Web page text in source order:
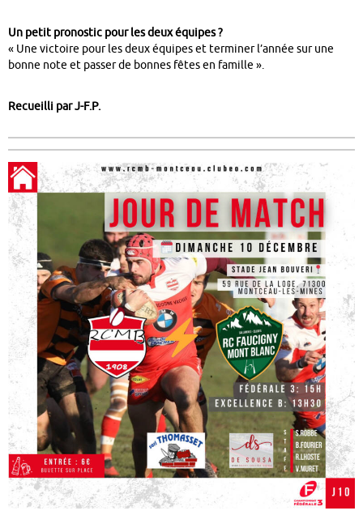
Un petit pronostic pour les deux équipes ?
« Une victoire pour les deux équipes et terminer l’année sur une
bonne note et passer de bonnes fêtes en famille ».
Recueilli par J-F.P.